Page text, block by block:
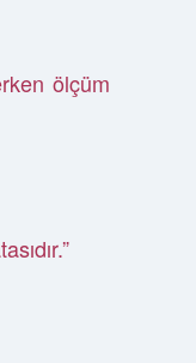
ölçüm